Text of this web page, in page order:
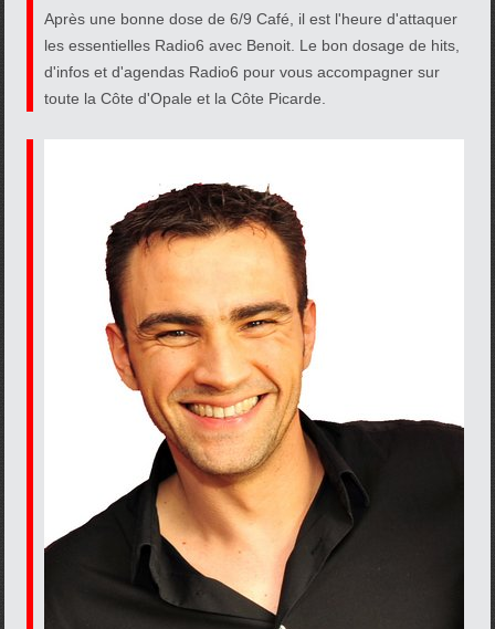
Après une bonne dose de 6/9 Café, il est l'heure d'attaquer
les essentielles Radio6 avec Benoit. Le bon dosage de hits,
d'infos et d'agendas Radio6 pour vous accompagner sur
toute la Côte d'Opale et la Côte Picarde.